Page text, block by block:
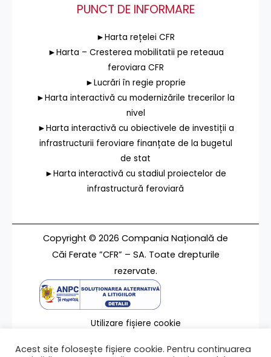
PUNCT DE INFORMARE
►Harta rețelei CFR
►Harta – Cresterea mobilitatii pe reteaua
feroviara CFR
►Lucrări în regie proprie
►Harta interactivă cu modernizările trecerilor la
nivel
►Harta interactivă cu obiectivele de investiții a
infrastructurii feroviare finanțate de la bugetul
de stat
►Harta interactivă cu stadiul proiectelor de
infrastructură feroviară
Copyright © 2026 Compania Națională de
Căi Ferate ”CFR” – SA. Toate drepturile
rezervate.
Utilizare fișiere cookie
Contact
Acest site folosește fișiere cookie. Pentru continuarea